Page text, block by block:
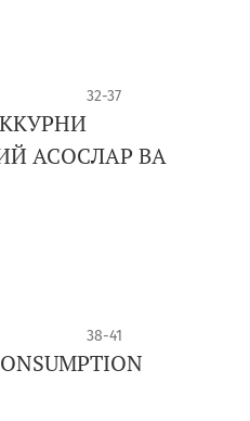
32-37
АСОСЛАР ВА
38-41